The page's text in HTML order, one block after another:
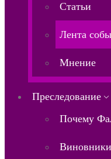
Статьи
Лента
Мнение
Преследование
Почему